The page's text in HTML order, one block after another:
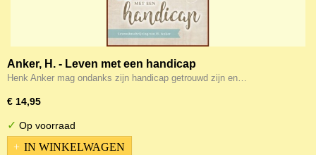
Anker, H. - Leven met een handicap
Henk Anker mag ondanks zijn handicap getrouwd zijn en…
€ 14,95
✓ Op voorraad
IN WINKELWAGEN